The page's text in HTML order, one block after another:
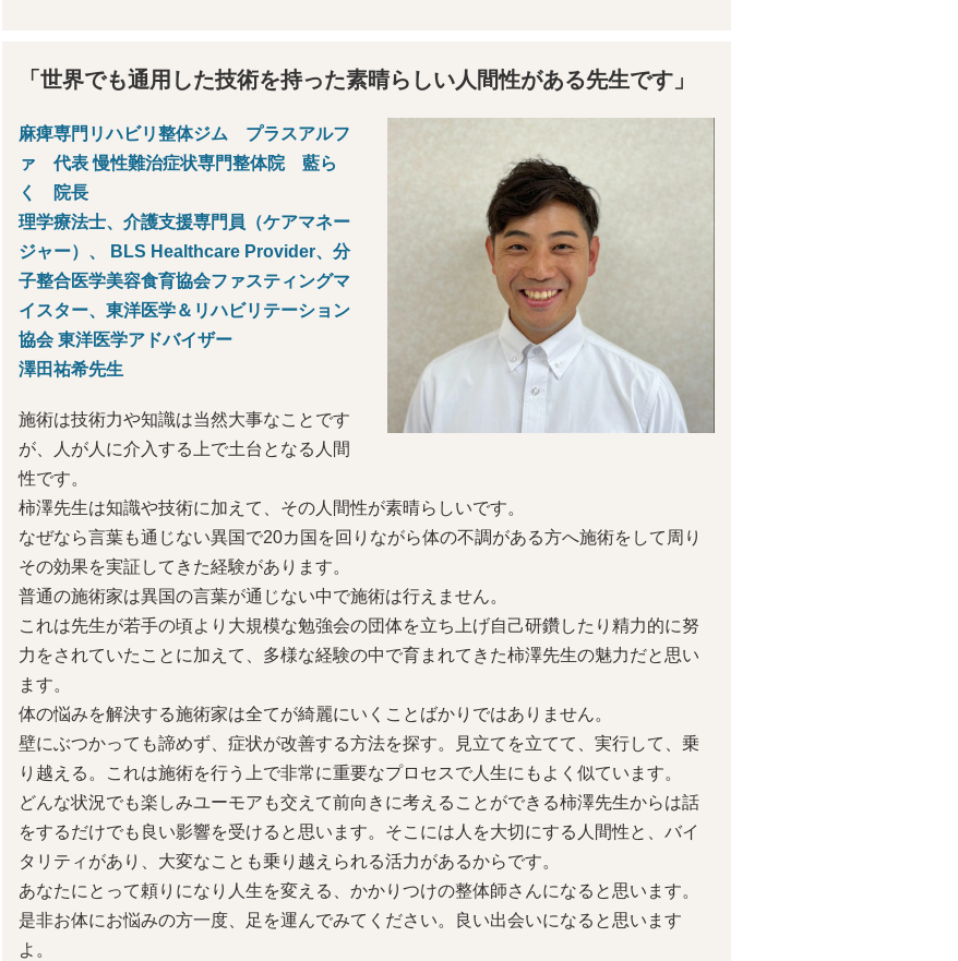
「世界でも通用した技術を持った素晴らしい人間性がある先生です」
麻痺専門リハビリ整体ジム プラスアルフ
ァ 代表 慢性難治症状専門整体院 藍ら
く 院長
理学療法士、介護支援専門員（ケアマネー
ジャー）、 BLS Healthcare Provider、分
子整合医学美容食育協会ファスティングマ
イスター、東洋医学＆リハビリテーション
協会 東洋医学アドバイザー
澤田祐希先生
施術は技術力や知識は当然大事なことです
が、人が人に介入する上で土台となる人間
性です。
柿澤先生は知識や技術に加えて、その人間性が素晴らしいです。
なぜなら言葉も通じない異国で20カ国を回りながら体の不調がある方へ施術をして周り
その効果を実証してきた経験があります。
普通の施術家は異国の言葉が通じない中で施術は行えません。
これは先生が若手の頃より大規模な勉強会の団体を立ち上げ自己研鑽したり精力的に努
力をされていたことに加えて、多様な経験の中で育まれてきた柿澤先生の魅力だと思い
ます。
体の悩みを解決する施術家は全てが綺麗にいくことばかりではありません。
壁にぶつかっても諦めず、症状が改善する方法を探す。見立てを立てて、実行して、乗
り越える。これは施術を行う上で非常に重要なプロセスで人生にもよく似ています。
どんな状況でも楽しみユーモアも交えて前向きに考えることができる柿澤先生からは話
をするだけでも良い影響を受けると思います。そこには人を大切にする人間性と、バイ
タリティがあり、大変なことも乗り越えられる活力があるからです。
あなたにとって頼りになり人生を変える、かかりつけの整体師さんになると思います。
是非お体にお悩みの方一度、足を運んでみてください。良い出会いになると思います
よ。